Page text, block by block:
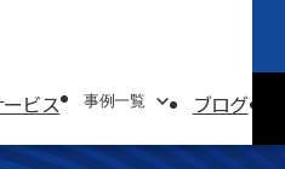
ビス 事例一覧 ブログ